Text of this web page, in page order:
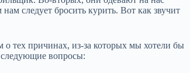
следует бросить курить. Вот как звучит
о тех причинах, из‑за которых мы хотели бы
следующие вопросы: